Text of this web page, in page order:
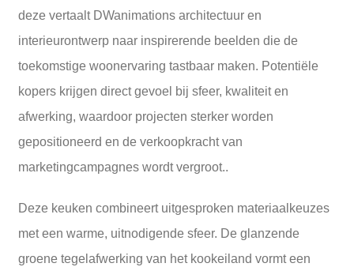
deze vertaalt DWanimations architectuur en
interieurontwerp naar inspirerende beelden die de
toekomstige woonervaring tastbaar maken. Potentiële
kopers krijgen direct gevoel bij sfeer, kwaliteit en
afwerking, waardoor projecten sterker worden
gepositioneerd en de verkoopkracht van
marketingcampagnes wordt vergroot..
Deze keuken combineert uitgesproken materiaalkeuzes
met een warme, uitnodigende sfeer. De glanzende
groene tegelafwerking van het kookeiland vormt een